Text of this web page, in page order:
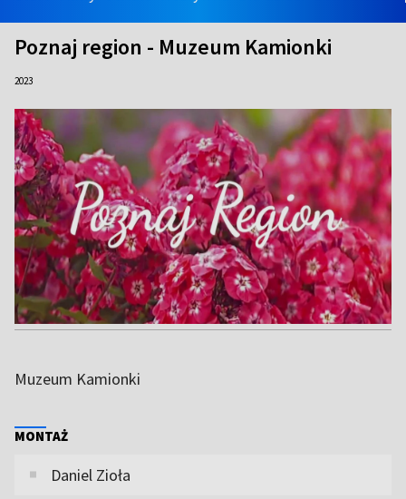
Poznaj region - Muzeum Kamionki
2023
Muzeum Kamionki
MONTAŻ
Daniel Zioła